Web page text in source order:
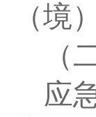
（境）
（
应